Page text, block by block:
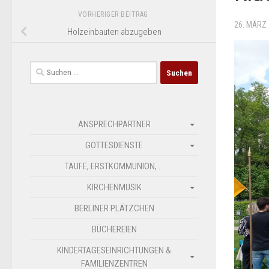
26. MÄRZ
VORHERIGER BEITRAG
Holzeinbauten abzugeben
Suchen
nach:
ANSPRECHPARTNER
GOTTESDIENSTE
TAUFE, ERSTKOMMUNION, …
KIRCHENMUSIK
BERLINER PLÄTZCHEN
BÜCHEREIEN
KINDERTAGESEINRICHTUNGEN &
FAMILIENZENTREN